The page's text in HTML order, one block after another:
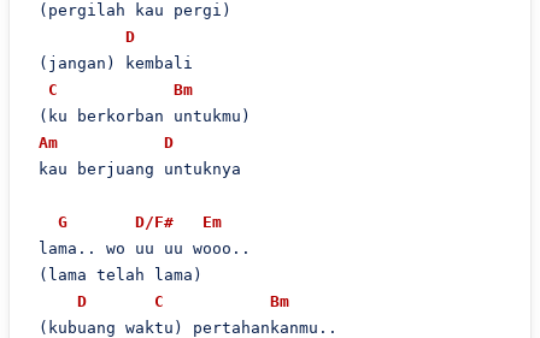
(pergilah kau pergi)
D
(jangan) kembali
C
Bm
(ku berkorban untukmu)
Am
D
kau berjuang untuknya
G D/F#
Em
lama.. wo uu uu wooo..
(lama telah lama)
D
C
Bm
(kubuang waktu) pertahankanmu..